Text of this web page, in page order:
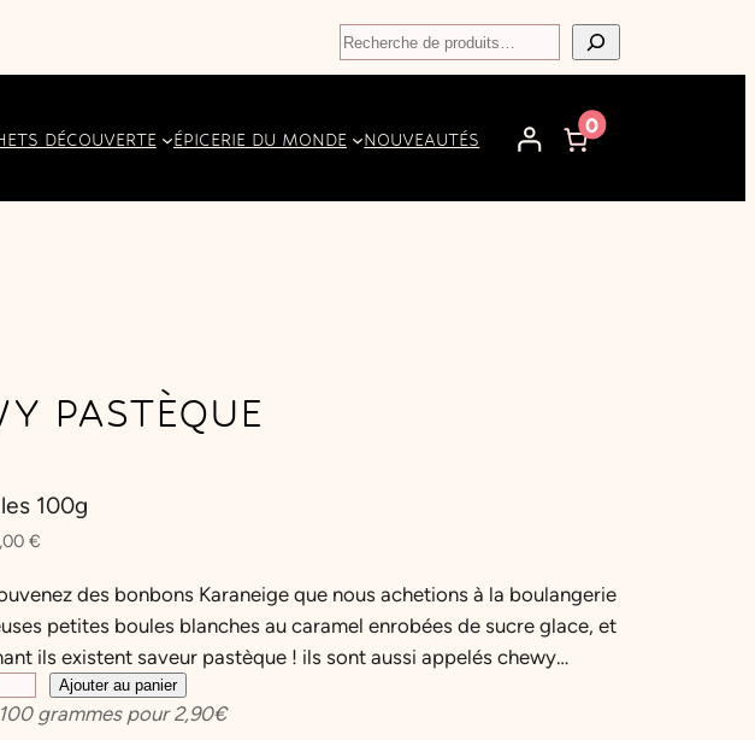
Recherche
DÉCOUVERTE ÉPICERIE DU MONDE NOUVEAUTÉS
0
PASTÈQUE
les 100g
€
des bonbons Karaneige que nous achetions à la boulangerie
petites boules blanches au caramel enrobées de sucre glace, et
ils existent saveur pastèque ! ils sont aussi appelés chewy…
Ajouter au panier
100grammes pour2,90€